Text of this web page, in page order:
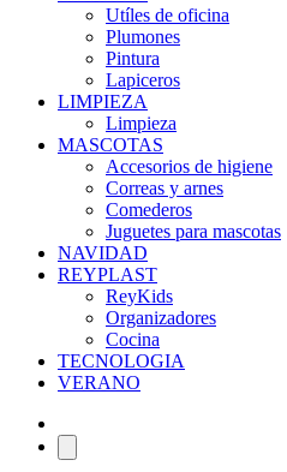
Utíles de oficina
Plumones
Pintura
Lapiceros
LIMPIEZA
Limpieza
MASCOTAS
Accesorios de higiene
Correas y arnes
Comederos
Juguetes para mascotas
NAVIDAD
REYPLAST
ReyKids
Organizadores
Cocina
TECNOLOGIA
VERANO